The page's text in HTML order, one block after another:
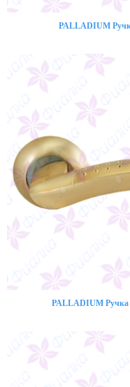
PALLADIUM
PALLADIUM Ручка